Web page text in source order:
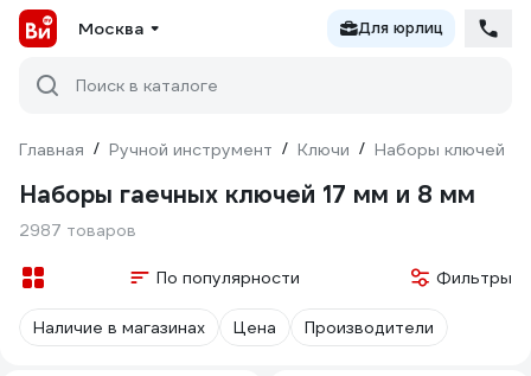
Москва Для юрлиц
Поиск в каталоге
Главная / Ручной инструмент / Ключи / Наборы ключей
Наборы гаечных ключей 17 мм и 8 мм
2987 товаров
По популярности Фильтры
Наличие в магазинах Цена Производители